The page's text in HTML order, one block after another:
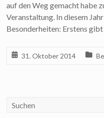
auf den Weg gemacht habe
Veranstaltung. In diesem
Besonderheiten: Erstens
31. Oktober 2014